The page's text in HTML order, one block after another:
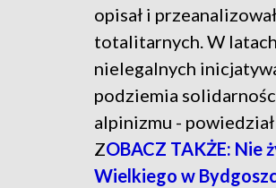
opisał i
totalitarnych. W
nielegalnych
podziemia
alpinizmu -
ZOBACZ TAKŻE: Nie
Wielkiego w